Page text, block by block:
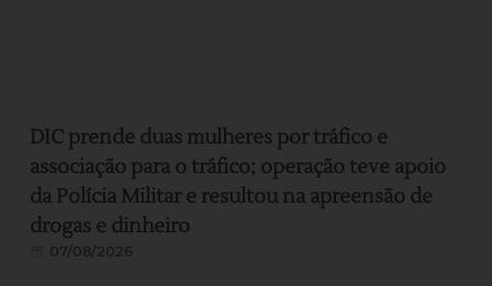
DIC prende duas mulheres por tráfico e
associação para o tráfico; operação teve apoio
da Polícia Militar e resultou na apreensão de
drogas e dinheiro
07/08/2026